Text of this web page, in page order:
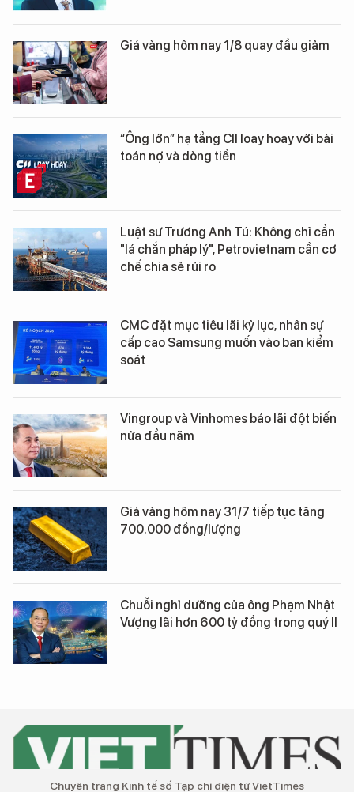
Giá vàng hôm nay 1/8 quay đầu giảm
“Ông lớn” hạ tầng CII loay hoay với bài
toán nợ và dòng tiền
Luật sư Trương Anh Tú: Không chỉ cần
"lá chắn pháp lý", Petrovietnam cần cơ
chế chia sẻ rủi ro
CMC đặt mục tiêu lãi kỷ lục, nhân sự
cấp cao Samsung muốn vào ban kiểm
soát
Vingroup và Vinhomes báo lãi đột biến
nửa đầu năm
Giá vàng hôm nay 31/7 tiếp tục tăng
700.000 đồng/lượng
Chuỗi nghỉ dưỡng của ông Phạm Nhật
Vượng lãi hơn 600 tỷ đồng trong quý II
Chuyên trang Kinh tế số Tạp chí điện tử VietTimes